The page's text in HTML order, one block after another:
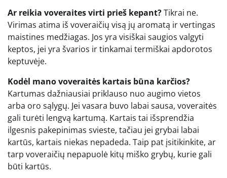
Ar reikia voveraites virti prieš kepant?Tikrai ne.
Virimas atima iš voveraičių visą jų aromatą ir vertingas
maistines medžiagas. Jos yra visiškai saugios valgyti
keptos, jei yra švarios ir tinkamai termiškai apdorotos
keptuvėje.
Kodėl mano voveraitės kartais būna karčios?
Kartumas dažniausiai priklauso nuo augimo vietos
arba oro sąlygų. Jei vasara buvo labai sausa, voveraitės
gali turėti lengvą kartumą. Kartais tai išsprendžia
ilgesnis pakepinimas svieste, tačiau jei grybai labai
kartūs, kartais niekas nepadeda. Taip pat įsitikinkite, ar
tarp voveraičių nepapuolė kitų miško grybų, kurie gali
būti kartūs.